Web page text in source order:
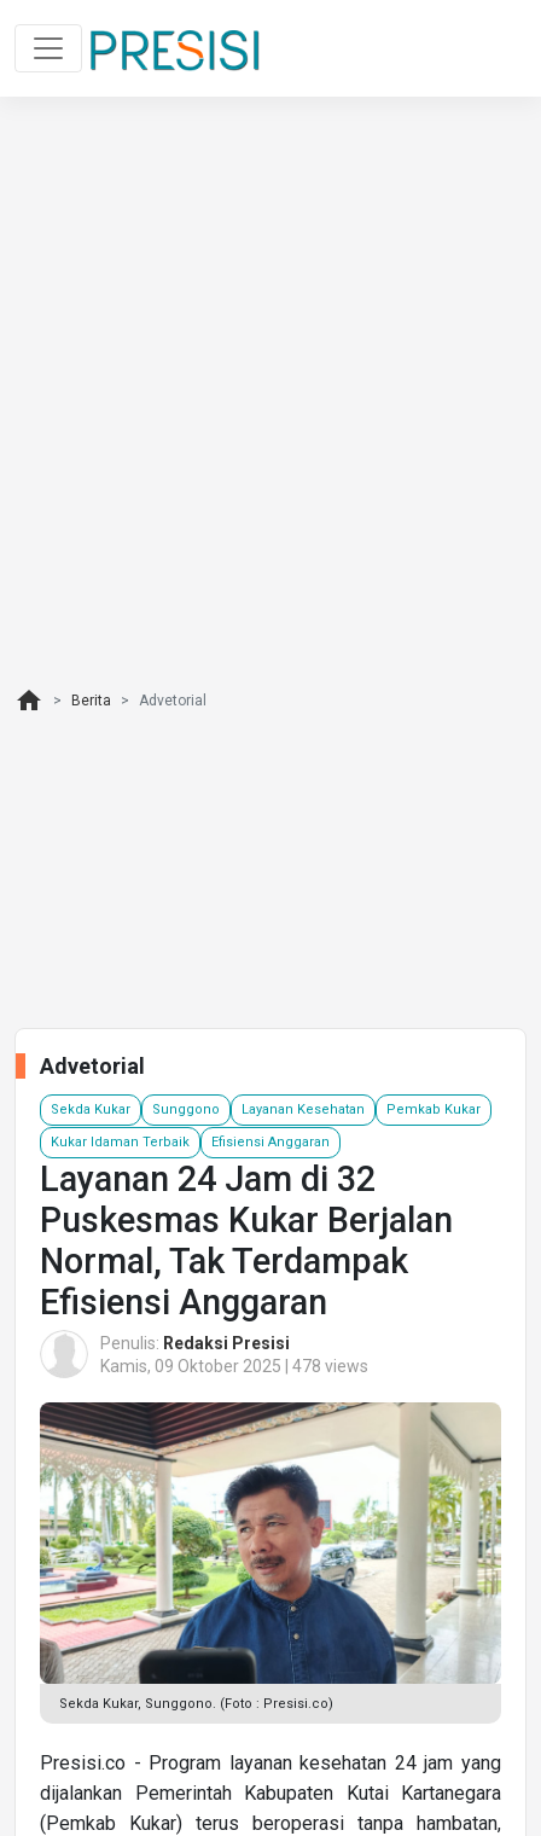
home Berita Advetorial
Advetorial
Sekda Kukar Sunggono Layanan Kesehatan Pemkab Kukar
Kukar Idaman Terbaik Efisiensi Anggaran
Layanan 24 Jam di 32
Puskesmas Kukar Berjalan
Normal, Tak Terdampak
Efisiensi Anggaran
Penulis: Redaksi Presisi
Kamis, 09 Oktober 2025 | 478 views
Sekda Kukar, Sunggono. (Foto : Presisi.co)
Presisi.co - Program layanan kesehatan 24 jam yang
dijalankan Pemerintah Kabupaten Kutai Kartanegara
(Pemkab Kukar) terus beroperasi tanpa hambatan,